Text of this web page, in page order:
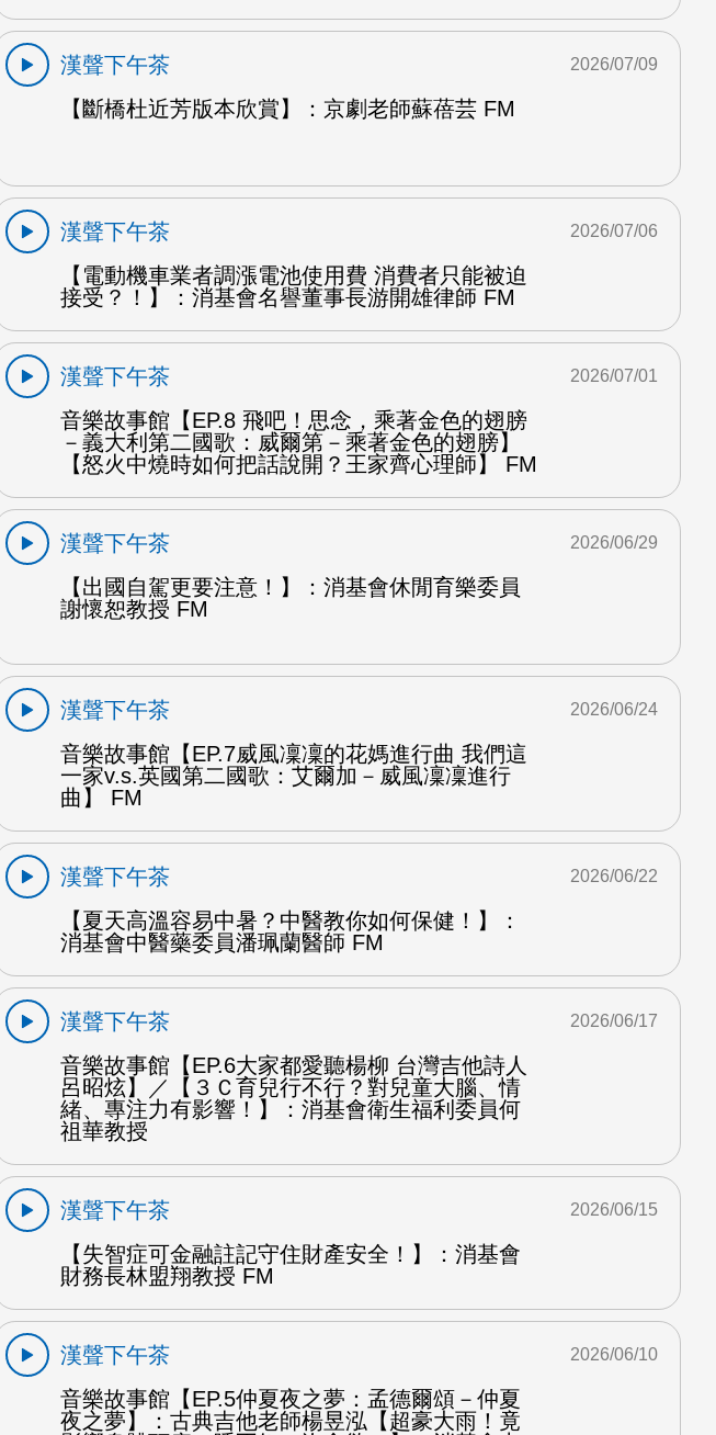
漢聲下午茶
【斷橋杜近芳版本欣賞】：京劇老師蘇蓓芸 FM
2026/07/09
漢聲下午茶
【電動機車業者調漲電池使用費 消費者只能被迫
接受？！】：消基會名譽董事長游開雄律師 FM
2026/07/06
漢聲下午茶
音樂故事館【EP.8 飛吧！思念，乘著金色的翅膀
－義大利第二國歌：威爾第－乘著金色的翅膀】
【怒火中燒時如何把話說開？王家齊心理師】 FM
2026/07/01
漢聲下午茶
【出國自駕更要注意！】：消基會休閒育樂委員
謝懷恕教授 FM
2026/06/29
漢聲下午茶
音樂故事館【EP.7威風凜凜的花媽進行曲 我們這
一家v.s.英國第二國歌：艾爾加－威風凜凜進行
曲】 FM
2026/06/24
漢聲下午茶
【夏天高溫容易中暑？中醫教你如何保健！】：
消基會中醫藥委員潘珮蘭醫師 FM
2026/06/22
漢聲下午茶
音樂故事館【EP.6大家都愛聽楊柳 台灣吉他詩人
呂昭炫】／【３Ｃ育兒行不行？對兒童大腦、情
緒、專注力有影響！】：消基會衛生福利委員何
祖華教授
2026/06/17
漢聲下午茶
【失智症可金融註記守住財產安全！】：消基會
財務長林盟翔教授 FM
2026/06/15
漢聲下午茶
音樂故事館【EP.5仲夏夜之夢：孟德爾頌－仲夏
夜之夢】：古典吉他老師楊昱泓【超豪大雨！竟
2026/06/10